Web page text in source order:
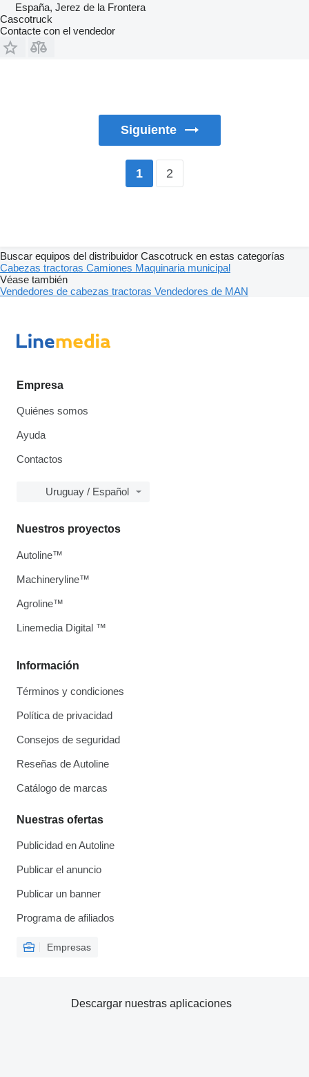
España, Jerez de la Frontera
Cascotruck
Contacte con el vendedor
Siguiente
1 2
Buscar equipos del distribuidor Cascotruck en estas categorías
Cabezas tractoras Camiones Maquinaria municipal
Véase también
Vendedores de cabezas tractoras Vendedores de MAN
Empresa
Quiénes somos
Ayuda
Contactos
Uruguay / Español
Información
Términos y condiciones
Política de privacidad
Consejos de seguridad
Reseñas de Autoline
Catálogo de marcas
Nuestras ofertas
Publicidad en Autoline
Publicar el anuncio
Publicar un banner
Programa de afiliados
Empresas
Nuestros proyectos
Autoline™
Machineryline™
Agroline™
Linemedia Digital ™
Descargar nuestras aplicaciones